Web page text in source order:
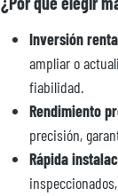
Inversión
ampliar o
fiabilidad.
Rendimiento
precisión,
Rápida